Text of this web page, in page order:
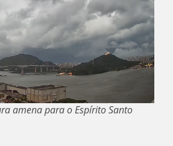
amena para o Espírito Santo